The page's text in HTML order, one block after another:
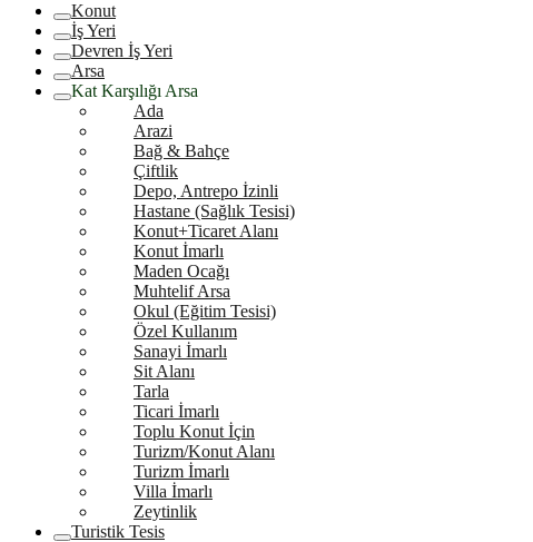
Konut
İş Yeri
Devren İş Yeri
Arsa
Kat Karşılığı Arsa
Ada
Arazi
Bağ & Bahçe
Çiftlik
Depo, Antrepo İzinli
Hastane (Sağlık Tesisi)
Konut+Ticaret Alanı
Konut İmarlı
Maden Ocağı
Muhtelif Arsa
Okul (Eğitim Tesisi)
Özel Kullanım
Sanayi İmarlı
Sit Alanı
Tarla
Ticari İmarlı
Toplu Konut İçin
Turizm/Konut Alanı
Turizm İmarlı
Villa İmarlı
Zeytinlik
Turistik Tesis